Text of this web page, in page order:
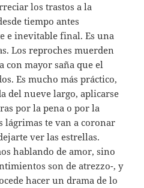
los trastos a la
tiempo antes
e inevitable final. Es una
Los reproches muerden
con mayor saña que el
Es mucho más práctico,
del nueve largo, aplicarse
por la pena o por la
lágrimas te van a coronar
ver las estrellas.
hablando de amor, sino
son de atrezzo-, y
hacer un drama de lo